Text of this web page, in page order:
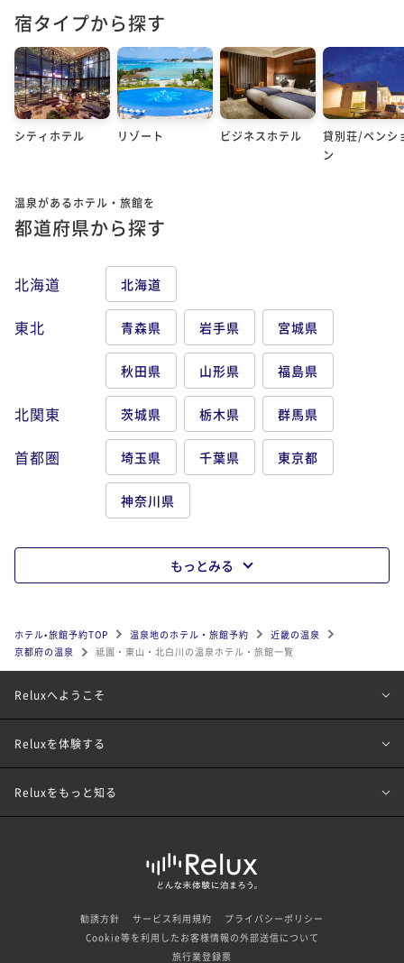
宿タイプから探す
シティホテル リゾート ビジネスホテル
貸別荘/ペンシ
ン
温泉があるホテル・旅館を
都道府県から探す
北海道 北海道
東北 青森県 岩手県 宮城県
秋田県 山形県 福島県
北関東 茨城県 栃木県 群馬県
首都圏 埼玉県 千葉県 東京都
神奈川県
もっとみる
ホテル•旅館予約TOP 温泉地のホテル・旅館予約
近畿の温泉
京都府の温泉
祗園・東山・北白川の温泉ホテル・旅館一覧
Reluxへようこそ
Reluxを体験する
Reluxをもっと知る
勧誘方針 サービス利用規約
プライバシーポリシー
Cookie等を利用したお客様情報の外部送信について
旅行業登録票